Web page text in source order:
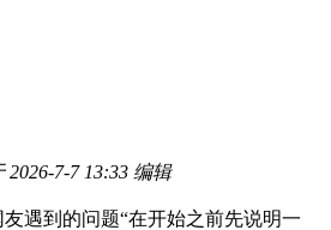
7-7 13:33 编辑
友遇到的问题“在开始之前先说明一